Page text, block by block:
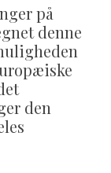
på
denne
den